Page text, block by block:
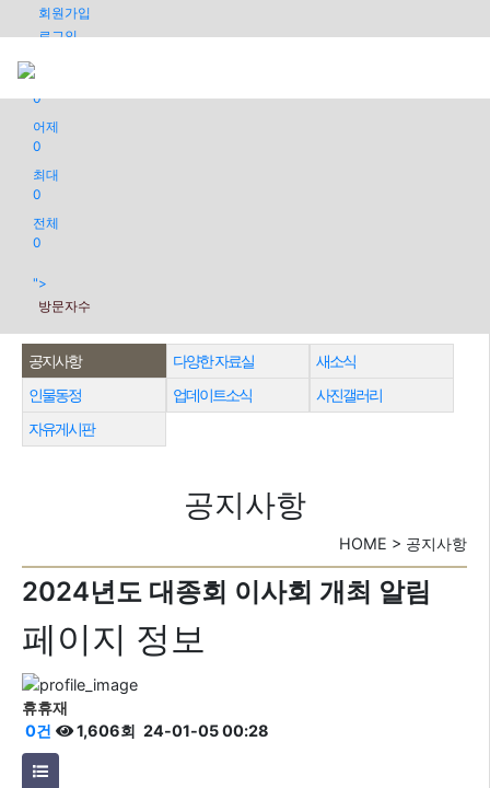
회원가입
로그인
오늘
0
어제
0
최대
0
전체
0
">
방문자수
공지사항 다양한 자료실
새소식
인물동정
업데이트소식
사진갤러리
자유게시판
공지사항
HOME > 공지사항
2024년도 대종회 이사회 개최 알림
페이지 정보
휴휴재
0건
1,606회 24-01-05 00:28